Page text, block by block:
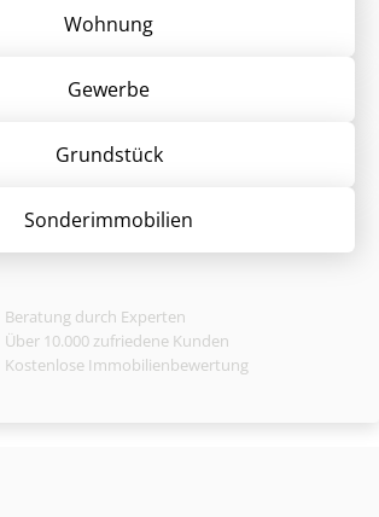
Wohnung
Gewerbe
Grund­stück
Sonder­immobilien
Beratung durch Experten
Über 10.000 zufriedene Kunden
Kostenlose Immobilienbewertung